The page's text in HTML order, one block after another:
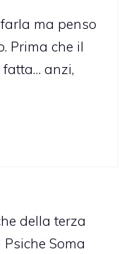
ma penso
Prima che il
anzi,
della terza
Soma